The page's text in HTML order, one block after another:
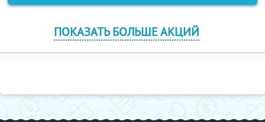
ПОКАЗАТЬ БОЛЬШЕ АКЦИЙ